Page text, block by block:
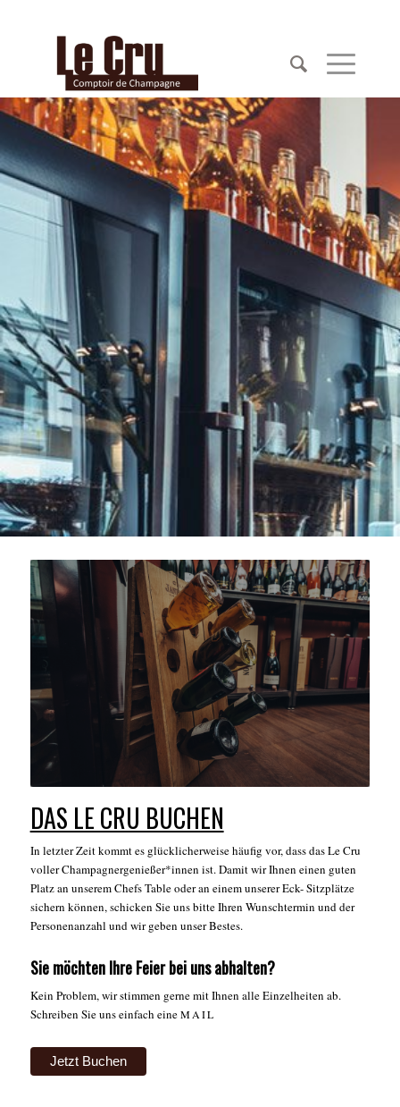
DAS LE CRU BUCHEN
In letzter Zeit kommt es glücklicherweise häufig vor, dass das Le Cru
voller Champagnergenießer*innen ist. Damit wir Ihnen einen guten
Platz an unserem Chefs Table oder an einem unserer Eck- Sitzplätze
sichern können, schicken Sie uns bitte Ihren Wunschtermin und der
Personenanzahl und wir geben unser Bestes.
Sie möchten Ihre Feier bei uns abhalten?
Kein Problem, wir stimmen gerne mit Ihnen alle Einzelheiten ab.
Schreiben Sie uns einfach eineMAIL
Jetzt Buchen